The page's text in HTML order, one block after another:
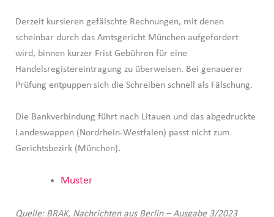
Derzeit kursieren gefälschte Rechnungen, mit denen
scheinbar durch das Amtsgericht München aufgefordert
wird, binnen kurzer Frist Gebühren für eine
Handelsregistereintragung zu überweisen. Bei genauerer
Prüfung entpuppen sich die Schreiben schnell als Fälschung.
Die Bankverbindung führt nach Litauen und das abgedruckte
Landeswappen (Nordrhein-Westfalen) passt nicht zum
Gerichtsbezirk (München).
Muster
Quelle: BRAK, Nachrichten aus Berlin – Ausgabe 3/2023